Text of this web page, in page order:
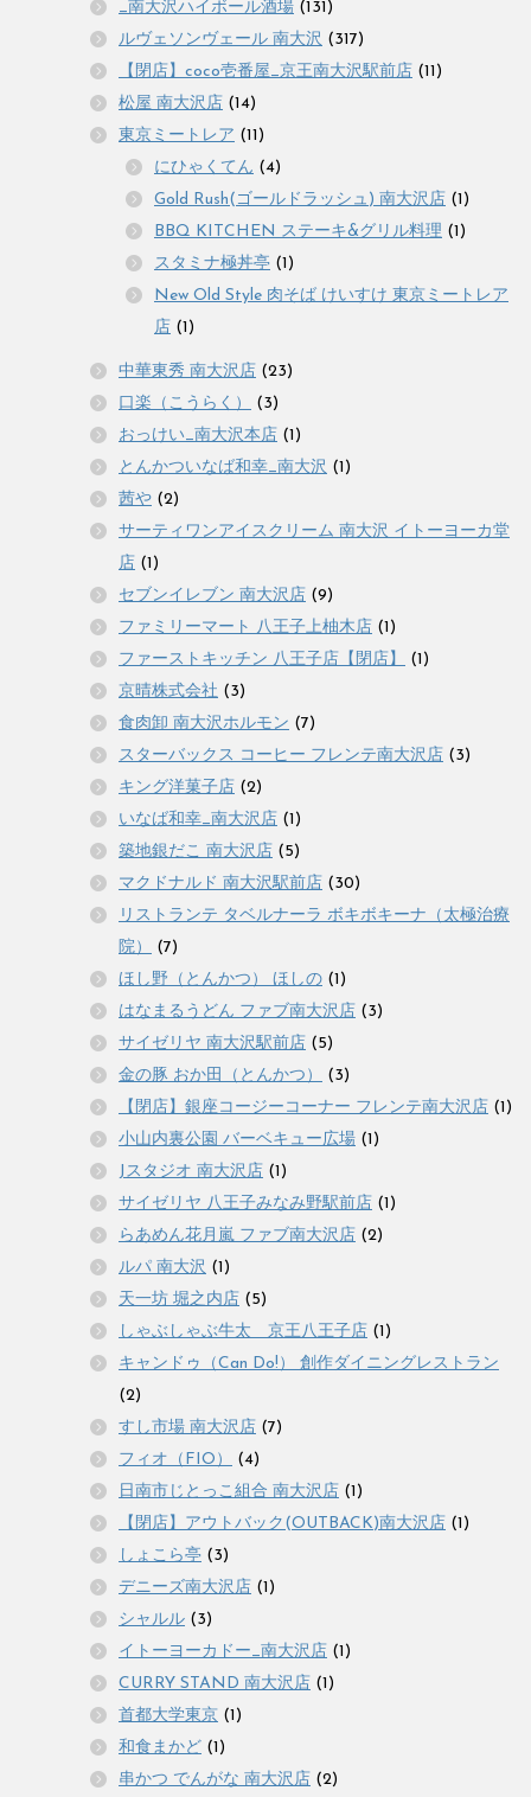
_南大沢ハイボール酒場 (131)
ルヴェソンヴェール 南大沢 (317)
【閉店】coco壱番屋_京王南大沢駅前店 (11)
松屋 南大沢店 (14)
東京ミートレア (11)
にひゃくてん (4)
Gold Rush(ゴールドラッシュ) 南大沢店 (1)
BBQ KITCHEN ステーキ&グリル料理 (1)
スタミナ極丼亭 (1)
New Old Style 肉そば けいすけ 東京ミートレア
店 (1)
中華東秀 南大沢店 (23)
口楽（こうらく）
(3)
おっけい_南大沢本店 (1)
とんかついなば和幸_南大沢 (1)
茜や (2)
サーティワンアイスクリーム 南大沢 イトーヨーカ堂
店 (1)
セブンイレブン 南大沢店 (9)
ファミリーマート 八王子上柚木店 (1)
ファーストキッチン 八王子店【閉店】
(1)
京晴株式会社 (3)
食肉卸 南大沢ホルモン (7)
スターバックス コーヒー フレンテ南大沢店 (3)
キング洋菓子店 (2)
いなば和幸_南大沢店 (1)
築地銀だこ 南大沢店 (5)
マクドナルド 南大沢駅前店 (30)
リストランテ タベルナーラ ボキボキーナ（太極治療
院）
(7)
ほし野（とんかつ） ほしの (1)
はなまるうどん ファブ南大沢店 (3)
サイゼリヤ 南大沢駅前店 (5)
金の豚 おか田（とんかつ）
(3)
【閉店】銀座コージーコーナー フレンテ南大沢店 (1)
小山内裏公園 バーベキュー広場 (1)
Jスタジオ 南大沢店 (1)
サイゼリヤ 八王子みなみ野駅前店 (1)
らあめん花月嵐 ファブ南大沢店 (2)
ルパ 南大沢 (1)
天一坊 堀之内店 (5)
しゃぶしゃぶ牛太 京王八王子店 (1)
キャンドゥ（Can Do!） 創作ダイニングレストラン
(2)
すし市場 南大沢店 (7)
フィオ（FIO）
(4)
日南市じとっこ組合 南大沢店 (1)
【閉店】アウトバック(OUTBACK)南大沢店 (1)
しょこら亭 (3)
デニーズ南大沢店 (1)
シャルル (3)
イトーヨーカドー_南大沢店 (1)
CURRY STAND 南大沢店 (1)
首都大学東京 (1)
和食まかど (1)
串かつ でんがな 南大沢店 (2)